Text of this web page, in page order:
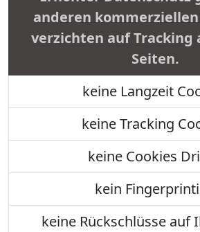
anderen
verzichten auf Tracking
Seiten.
keine Langzeit
keine Tracking
keine Cookies
kein
keine Rückschlüsse auf